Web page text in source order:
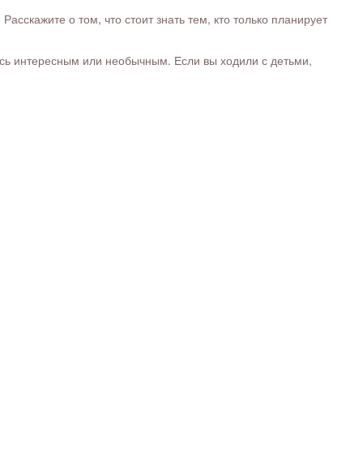
о том, что стоит знать тем, кто только планирует
интересным или необычным. Если вы ходили с детьми,